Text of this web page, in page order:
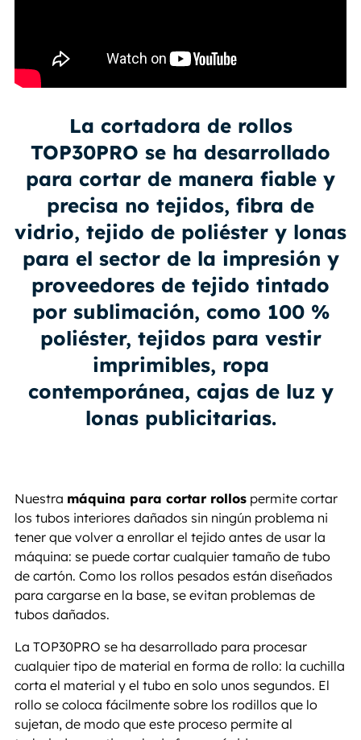
La cortadora de rollos
TOP30PRO se ha desarrollado
para cortar de manera fiable y
precisa no tejidos, fibra de
vidrio, tejido de poliéster y lonas
para el sector de la impresión y
proveedores de tejido tintado
por sublimación, como 100 %
poliéster, tejidos para vestir
imprimibles, ropa
contemporánea, cajas de luz y
lonas publicitarias.
Nuestra máquina para cortar rollospermite cortar
los tubos interiores dañados sin ningún problema ni
tener que volver a enrollar el tejido antes de usar la
máquina: se puede cortar cualquier tamaño de tubo
de cartón. Como los rollos pesados están diseñados
para cargarse en la base, se evitan problemas de
tubos dañados.
La TOP30PRO se ha desarrollado para procesar
cualquier tipo de material en forma de rollo: la cuchilla
corta el material y el tubo en solo unos segundos. El
rollo se coloca fácilmente sobre los rodillos que lo
sujetan, de modo que este proceso permite al